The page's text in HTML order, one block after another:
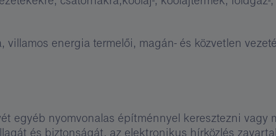
energia termelői, magán- és közvetlen
egyéb nyomvonalas építménnyel keresztezni vagy
és biztonságát, az elektronikus hírközlés